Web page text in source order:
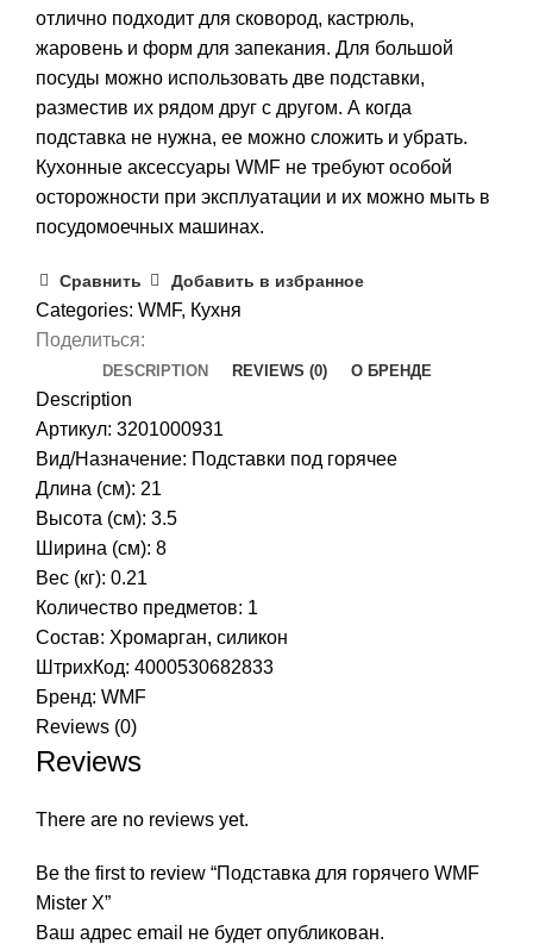
отлично подходит для сковород, кастрюль,
жаровень и форм для запекания. Для большой
посуды можно использовать две подставки,
разместив их рядом друг с другом. А когда
подставка не нужна, ее можно сложить и убрать.
Кухонные аксессуары WMF не требуют особой
осторожности при эксплуатации и их можно мыть в
посудомоечных машинах.
Сравнить Добавить в избранное
Categories: WMF, Кухня
Поделиться:
DESCRIPTION REVIEWS (0) О БРЕНДЕ
Description
Артикул: 3201000931
Вид/Назначение: Подставки под горячее
Длина (см): 21
Высота (см): 3.5
Ширина (см): 8
Вес (кг): 0.21
Количество предметов: 1
Состав: Хромарган, силикон
ШтрихКод: 4000530682833
Бренд: WMF
Reviews (0)
Reviews
There are no reviews yet.
Be the first to review “Подставка для горячего WMF
Mister X”
Ваш адрес email не будет опубликован.